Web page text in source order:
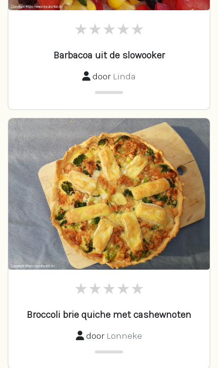
Barbacoa uit de slowooker
door Linda
Broccoli brie quiche met cashewnoten
door Lonneke